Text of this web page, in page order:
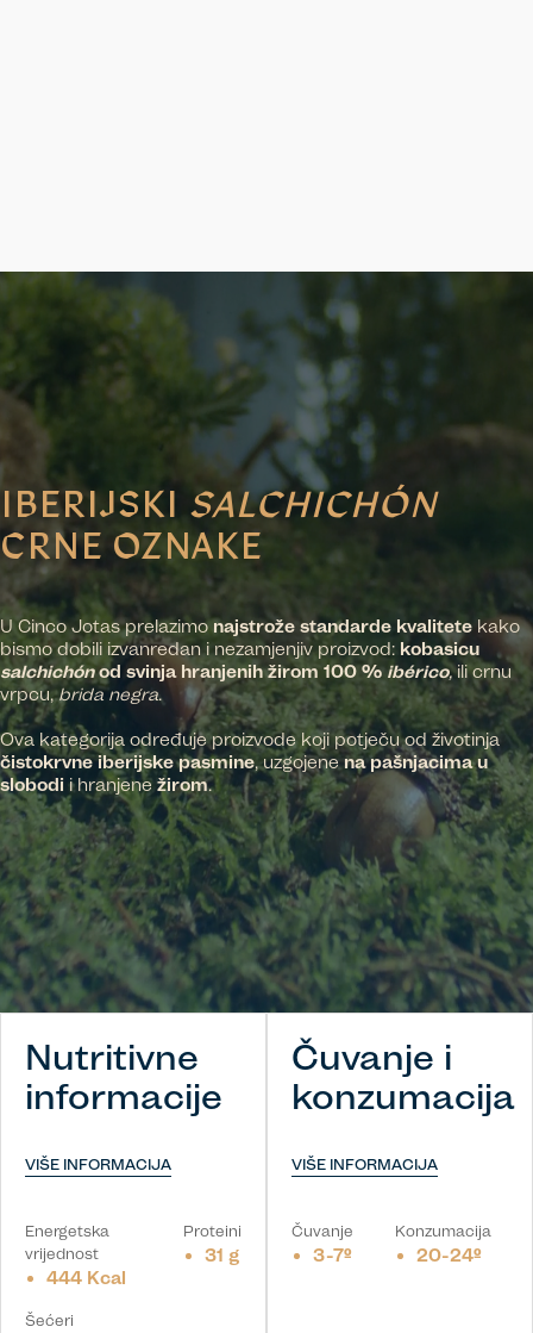
IBERIJSKI SALCHICHÓN
CRNE OZNAKE
U Cinco Jotas prelazimo najstrože standarde kvalitete kako
bismo dobili izvanredan i nezamjenjiv proizvod: kobasicu
salchichónod svinja hranjenih žirom 100 % ibérico,ili crnu
vrpcu,brida negra.
Ova kategorija određuje proizvode koji potječu od životinja
čistokrvne iberijske pasmine, uzgojenena pašnjacimau
slobodi i hranjene žirom.
Nutritivne
informacije
VIŠE INFORMACIJA
Energetska
vrijednost
444 Kcal
Proteini
31 g
Šećeri
Čuvanje i
konzumacija
VIŠE INFORMACIJA
Čuvanje
3-7º
Konzumacija
20-24º